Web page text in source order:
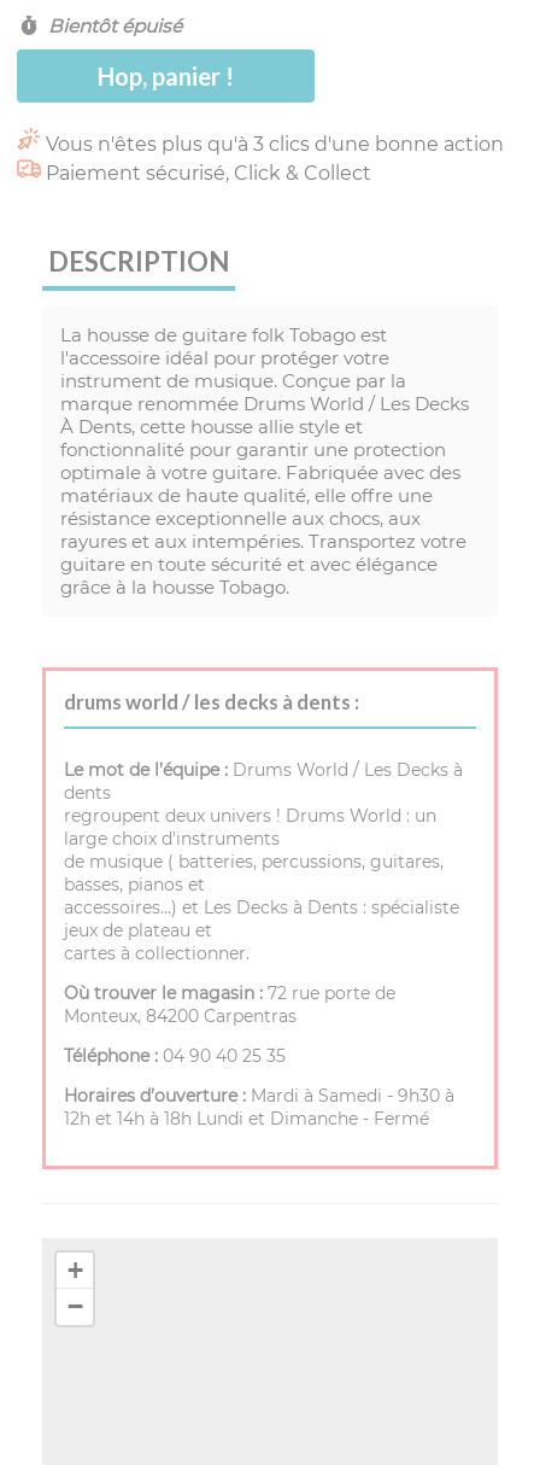
Bientôt épuisé
Hop, panier !
Vous n'êtes plus qu'à 3 clics d'une bonne action
Paiement sécurisé, Click & Collect
DESCRIPTION
La housse de guitare folk Tobago est
l'accessoire idéal pour protéger votre
instrument de musique. Conçue par la
marque renommée Drums World / Les Decks
À Dents, cette housse allie style et
fonctionnalité pour garantir une protection
optimale à votre guitare. Fabriquée avec des
matériaux de haute qualité, elle offre une
résistance exceptionnelle aux chocs, aux
rayures et aux intempéries. Transportez votre
guitare en toute sécurité et avec élégance
grâce à la housse Tobago.
drums world / les decks à dents :
Le mot de l’équipe : Drums World / Les Decks à
dents
regroupent deux univers ! Drums World : un
large choix d'instruments
de musique ( batteries, percussions, guitares,
basses, pianos et
accessoires…) et Les Decks à Dents : spécialiste
jeux de plateau et
cartes à collectionner.
Où trouver le magasin : 72 rue porte de
Monteux, 84200 Carpentras
Téléphone : 04 90 40 25 35
Horaires d’ouverture : Mardi à Samedi - 9h30 à
12h et 14h à 18h Lundi et Dimanche - Fermé
+
−